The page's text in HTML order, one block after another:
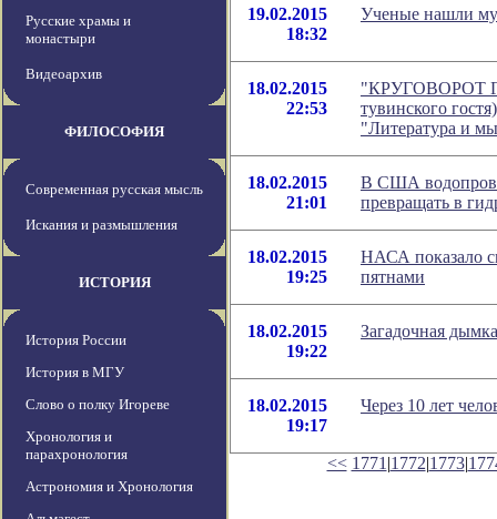
Русские храмы и
монастыри
Видеоархив
ФИЛОСОФИЯ
Современная русская мысль
Искания и размышления
ИСТОРИЯ
История России
История в МГУ
Слово о полку Игореве
Хронология и
парахронология
Астрономия и Хронология
19.02.2015
18:32
Ученые нашли
18.02.2015
22:53
"КРУГОВОРОТ
тувинского
"Литература и
18.02.2015
21:01
В США
превращать в
18.02.2015
19:25
НАСА показало
пятнами
18.02.2015
19:22
Загадочная
18.02.2015
19:17
Через 10 лет
<< 1771 |1772|1773|